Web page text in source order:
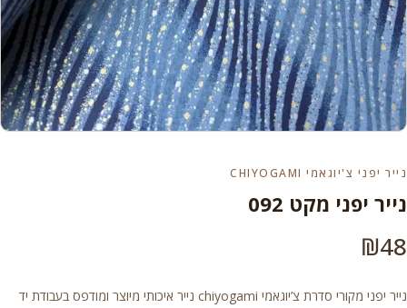
נייר יפני צ'יוגאמי CHIYOGAMI
נייר יפני מקט 092
₪48
נייר יפני מקורי סדרת צ’יוגאמי chiyogami נייר איכותי מיוצר ומודפס בעבודת יד